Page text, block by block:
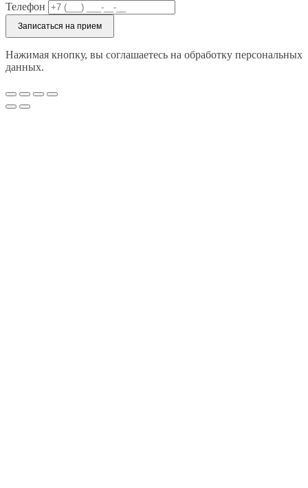
Телефон
Записаться на прием
Нажимая кнопку, вы соглашаетесь на обработку персональных
данных.